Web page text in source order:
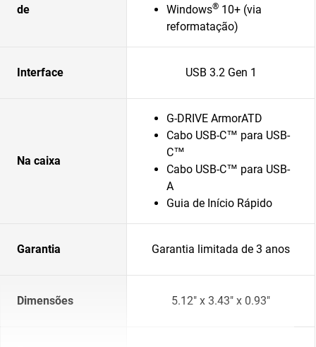
de
Windows® 10+ (via
reformatação)
Interface USB 3.2 Gen 1
Na caixa
G-DRIVE ArmorATD
Cabo USB-C™ para USB-
C™
Cabo USB-C™ para USB-
A
Guia de Início Rápido
Garantia Garantia limitada de 3 anos
Dimensões 5.12" x 3.43" x 0.93"